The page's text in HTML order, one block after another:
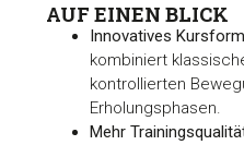
AUF EINEN BLICK
Innovatives
kombiniert
kontrollierten
Erholungsphasen.
Mehr